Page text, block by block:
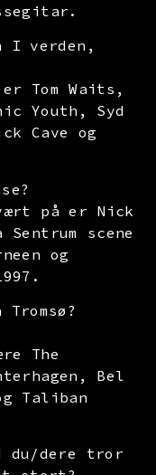
I verden,
Tom Waits,
Youth, Syd
Cave og
på er Nick
Sentrum scene
og
The
Bel
Taliban
du/dere tror